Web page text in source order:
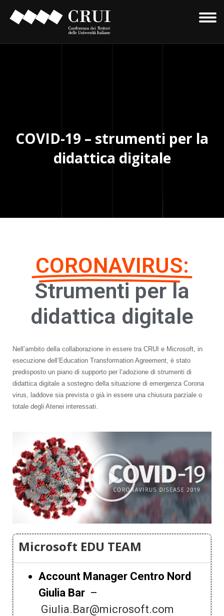
COVID-19 – strumenti per la
didattica digitale
CORONAVIRUS:
Strumenti per la
didattica digitale​
Nell’ambito della collaborazione in essere tra CRUI e Microsoft, in
esecuzione dell’Education Transformation Agreement, è stato
predisposto un piano di supporto per l’adozione di strumenti di
didattica digitale a sostegno della situazione di emergenza Corona
virus, laddove sia prevista o già in essere una chiusura parziale o
totale degli Atenei interessati.
Microsoft EDU TEAM
Account Manager Centro Nord
Giulia Bar –
Giulia.Bar@microsoft.com